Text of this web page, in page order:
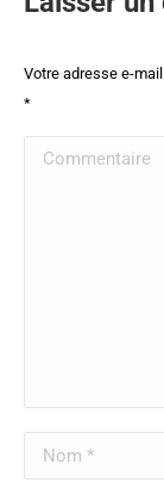
Votre adresse e-
*
Commentaire
Nom *